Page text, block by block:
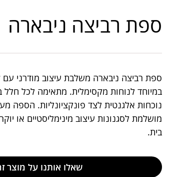
ספת רביצה ניבארה
ספת רביצה ניבארה משלבת עיצוב מודרני עם
במיוחד לנוחות מקסימלית. מתאימה לכל חלל
נוכחות אלגנטית לצד פונקציונליות. הספה
מושלמת לסגנונות עיצוב מינימליסטיים או
בית.
שאלו אותנו על מוצר